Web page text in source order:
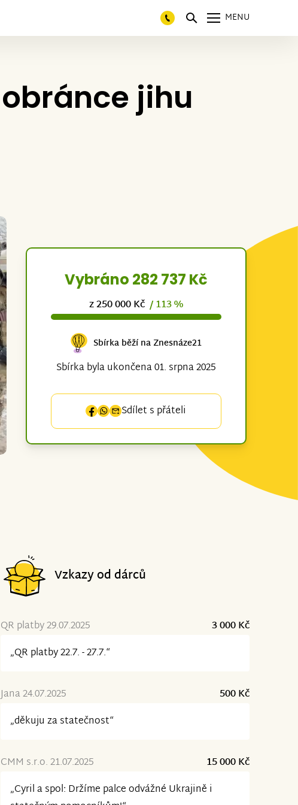
MENU
jihu
Vybráno 282 737 Kč
z 250 000 Kč / 113 %
Sbírka běží na Znesnáze21
Sbírka byla ukončena 01. srpna 2025
Sdílet s přáteli
Vzkazy od dárců
QR platby 29.07.2025
3 000 Kč
„QR platby 22.7. - 27.7.“
Jana 24.07.2025
500 Kč
„děkuju za statečnost“
CMM s.r.o. 21.07.2025
15 000 Kč
„Cyril a spol: Držíme palce odvážné Ukrajině i